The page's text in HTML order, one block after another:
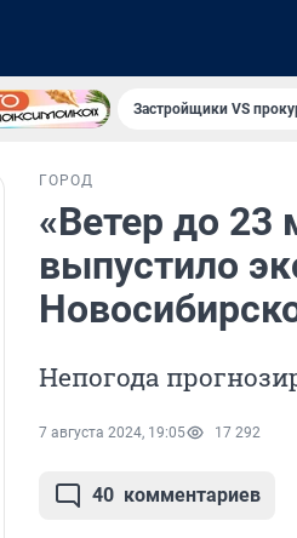
Застройщики VS
ГОРОД
«Ветер до
выпустило
Непогода
7 августа 2024, 19:05 17 292
40 комментариев